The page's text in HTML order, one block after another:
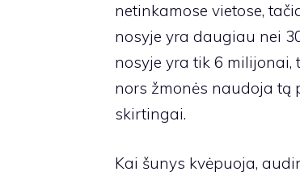
netinkamose vietose,
nosyje yra daugiau nei
nosyje yra tik 6 milijonai,
nors žmonės naudoja tą
skirtingai.
Kai šunys kvėpuoja,